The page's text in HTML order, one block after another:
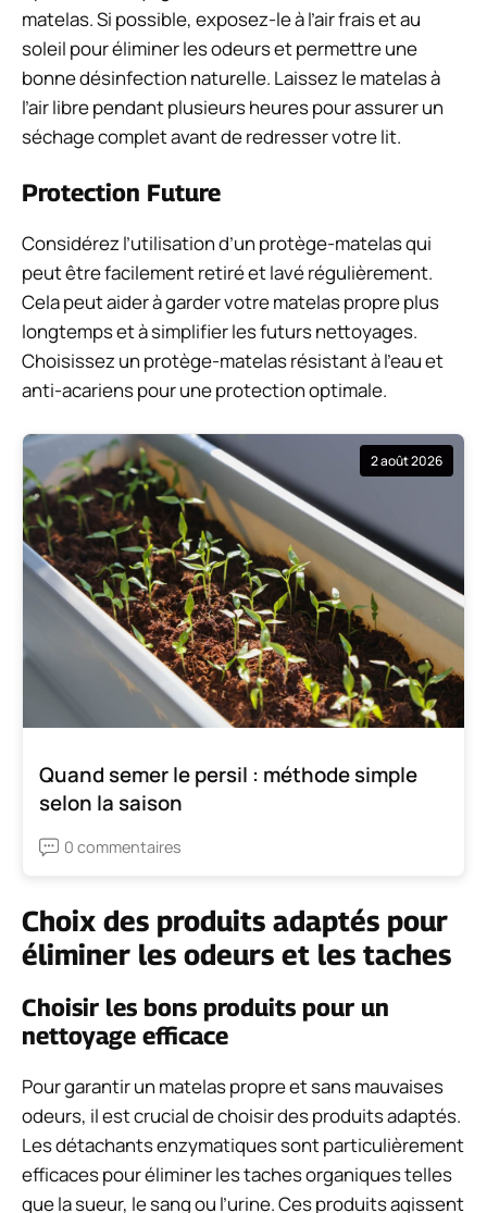
matelas. Si possible, exposez-le à l’air frais et au
soleil pour éliminer les odeurs et permettre une
bonne désinfection naturelle. Laissez le matelas à
l’air libre pendant plusieurs heures pour assurer un
séchage complet avant de redresser votre lit.
Protection Future
Considérez l’utilisation d’un protège-matelas qui
peut être facilement retiré et lavé régulièrement.
Cela peut aider à garder votre matelas propre plus
longtemps et à simplifier les futurs nettoyages.
Choisissez un protège-matelas résistant à l’eau et
anti-acariens pour une protection optimale.
2 août 2026
Quand semer le persil : méthode simple
selon la saison
0 commentaires
Choix des produits adaptés pour
éliminer les odeurs et les taches
Choisir les bons produits pour un
nettoyage efficace
Pour garantir un matelas propre et sans mauvaises
odeurs, il est crucial de choisir des produits adaptés.
Les détachants enzymatiques sont particulièrement
efficaces pour éliminer les taches organiques telles
que la sueur, le sang ou l’urine. Ces produits agissent